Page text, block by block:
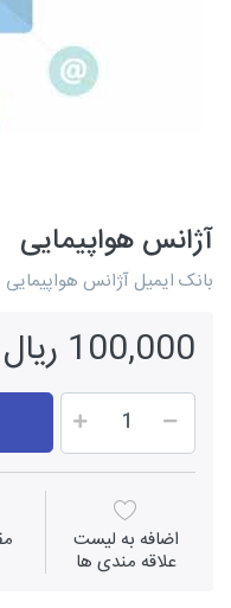
آژانس هواپیمایی
بانک ایمیل آژانس هواپیمایی
100,000 ریال
اضافه به لیست
علاقه مندی ها